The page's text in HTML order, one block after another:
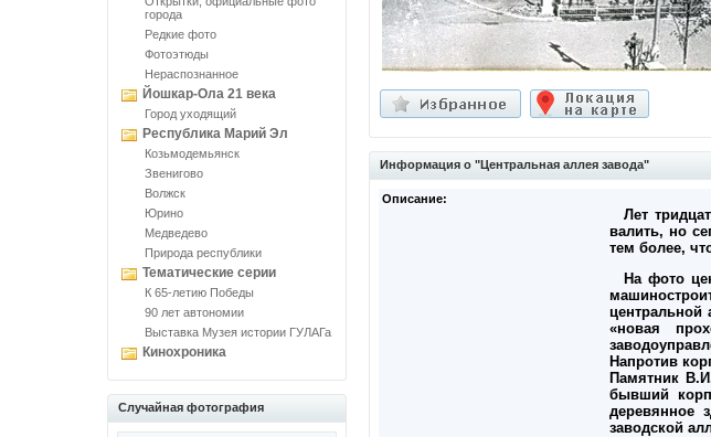
города
Редкие фото
Фотоэтюды
Нераспознанное
Йошкар-Ола 21 века
Город уходящий
Республика Марий Эл
Козьмодемьянск
Звенигово
Волжск
Юрино
Медведево
Природа республики
Тематические серии
К 65-летию Победы
90 лет автономии
Выставка Музея истории ГУЛАГа
Кинохроника
Случайная фотография
Информация о "Центральная аллея завода"
Описание:
Лет
валить, но
тем более,
На фото
центральной
«новая
Напротив
Памятник
бывший
деревянное
заводской